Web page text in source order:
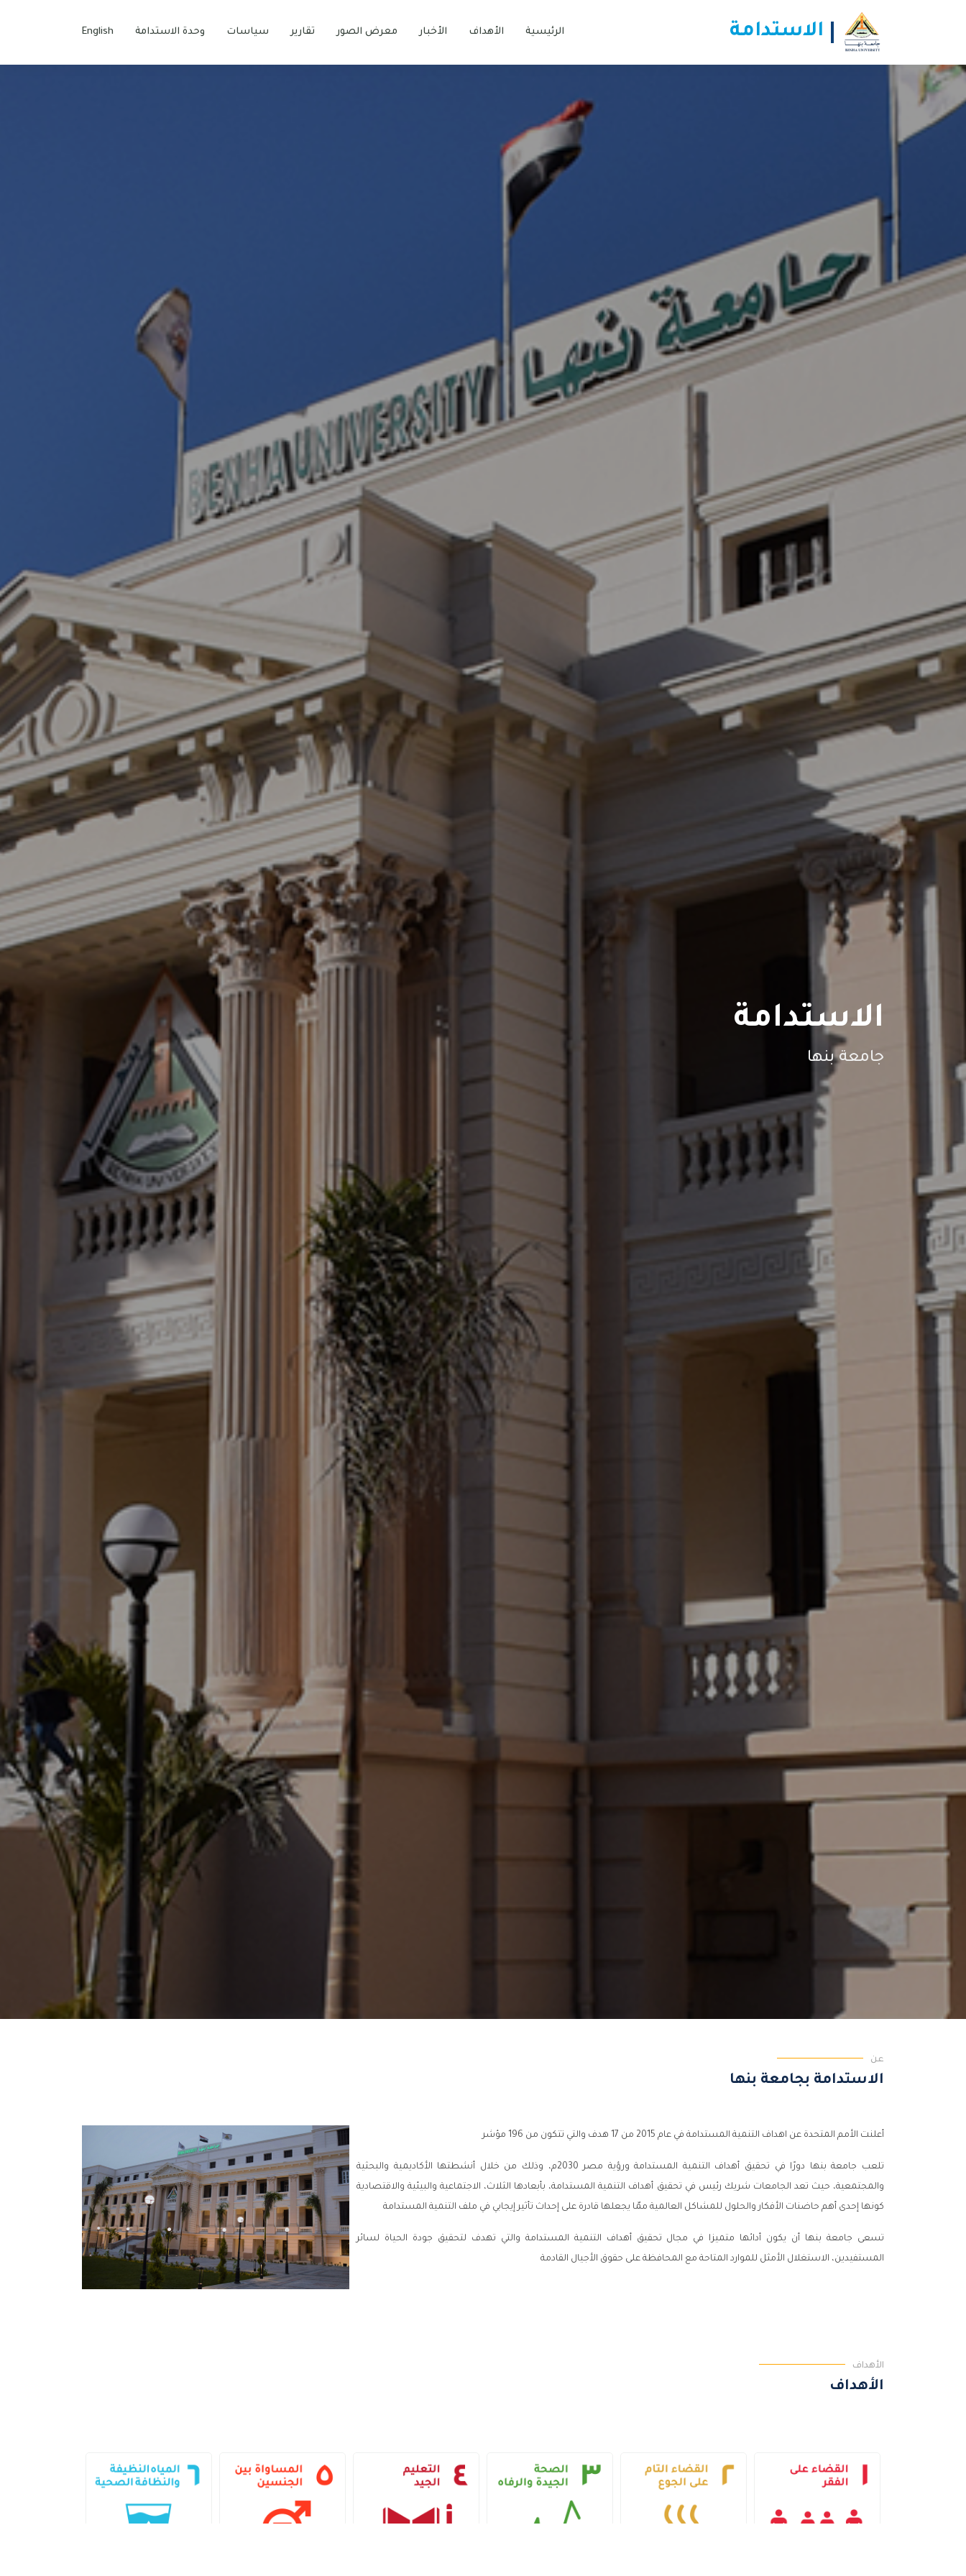
الاستدامة الرئيسية اﻷهداف اﻷخبار معرض الصور تقارير سياسات وحدة الاستدامة English
الاستدامة
جامعة بنها
عن
الاستدامة بجامعة بنها
أعلنت الأمم المتحدة عن اهداف التنمية المستدامة في عام 2015 من 17 هدف والتي تتكون من 196 مؤشر
تلعب جامعة بنها دورًا في تحقيق أهداف التنمية المستدامة ورؤية مصر 2030م، وذلك من خلال أنشطتها الأكاديمية والبحثية
والمجتمعية، حيث تعد الجامعات شريك رئيس في تحقيق أهداف التنمية المستدامة، بأبعادها الثلاث، الاجتماعية والبيئية والاقتصادية
كونها إحدى أهم حاضنات الأفكار والحلول للمشاكل العالمية ممّا يجعلها قادرة على إحداث تأثير إيجابي في ملف التنمية المستدامة
تسعى جامعة بنها أن يكون أدائها متميزا في مجال تحقيق أهداف التنمية المستدامة والتي تهدف لتحقيق جودة الحياة لسائر
المستفيدين، الاستغلال الأمثل للموارد المتاحة مع المحافظة على حقوق الأجيال القادمة
اﻷهداف
اﻷهداف